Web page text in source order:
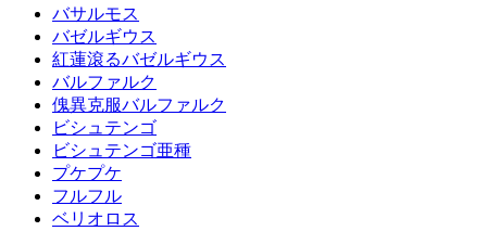
バサルモス
バゼルギウス
紅蓮滾るバゼルギウス
バルファルク
傀異克服バルファルク
ビシュテンゴ
ビシュテンゴ亜種
プケプケ
フルフル
ベリオロス